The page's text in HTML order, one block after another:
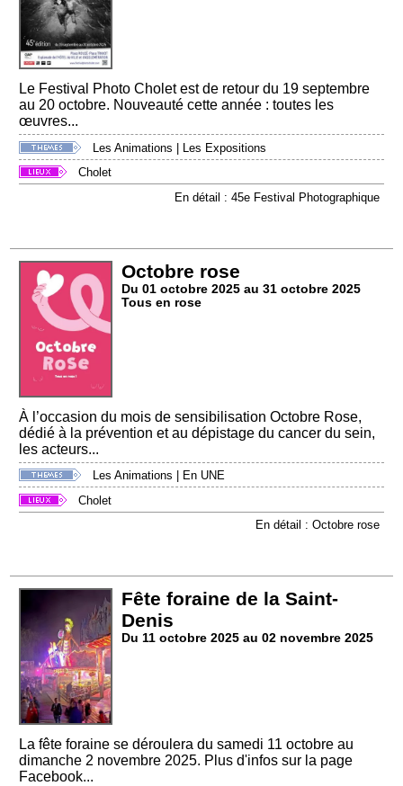
Le Festival Photo Cholet est de retour du 19 septembre
au 20 octobre. Nouveauté cette année : toutes les
œuvres...
Les Animations | Les Expositions
Cholet
En détail : 45e Festival Photographique
Octobre rose
Du 01 octobre 2025 au 31 octobre 2025
Tous en rose
À l’occasion du mois de sensibilisation Octobre Rose,
dédié à la prévention et au dépistage du cancer du sein,
les acteurs...
Les Animations
En UNE
Cholet
En détail : Octobre rose
Fête foraine de la Saint-
Denis
Du 11 octobre 2025 au 02 novembre 2025
La fête foraine se déroulera du samedi 11 octobre au
dimanche 2 novembre 2025. Plus d'infos sur la page
Facebook...